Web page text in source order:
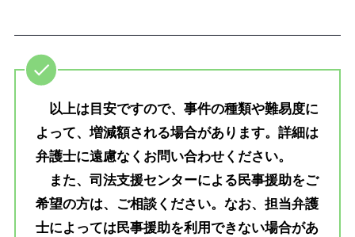
以上は目安ですので、事件の種類や難易度に
よって、増減額される場合があります。詳細は
弁護士に遠慮なくお問い合わせください。
また、司法支援センターによる民事援助をご
希望の方は、ご相談ください。なお、担当弁護
士によっては民事援助を利用できない場合があ